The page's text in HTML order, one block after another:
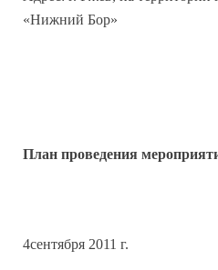
«Нижний Бор»
План проведения
4сентября 2011 г.